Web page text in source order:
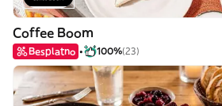
Coffee Boom
Besplatno 100%(23)